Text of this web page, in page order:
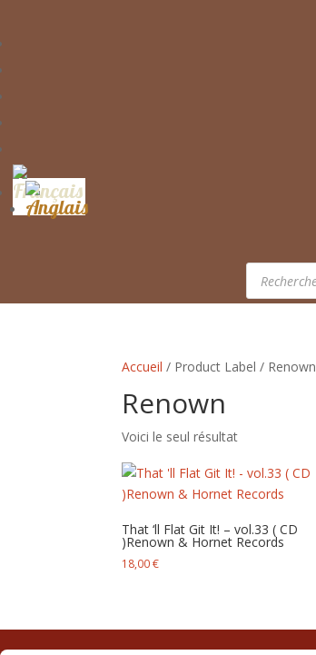
Recherche
produits
Accueil / Product Label / Renown
Renown
Voici le seul résultat
That ‘ll Flat Git It! – vol.33 ( CD
) Renown & Hornet Records
18,00€